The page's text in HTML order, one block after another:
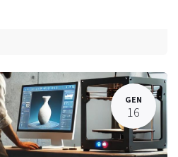
GEN
16